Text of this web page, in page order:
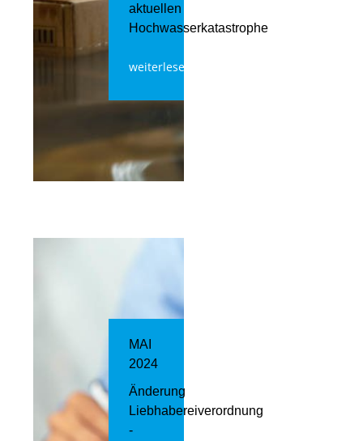
aktuellen
Hochwasserkatastrophe
weiterlesen
MAI
2024
Änderung
Liebhabereiverordnung
-